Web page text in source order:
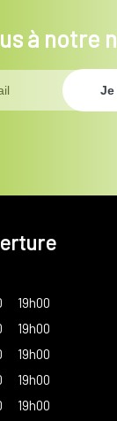
à notre
19h00
19h00
19h00
19h00
19h00